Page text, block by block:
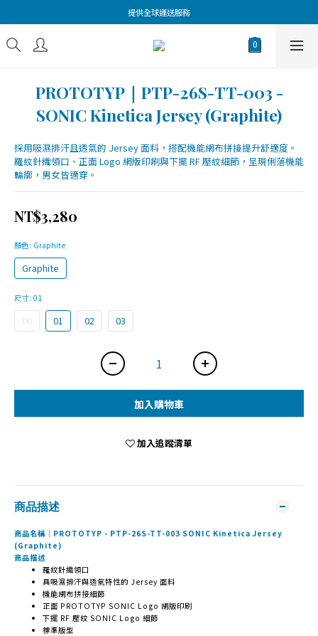
提供全球運送服務
PROTOTYP｜PTP-26S-TT-003 -
SONIC Kinetica Jersey (Graphite)
採用吸濕排汗且透氣的 Jersey 面料，搭配機能網布拼接提升舒適度。
羅紋針織領口、正面 Logo 網版印刷與下擺 RF 壓紋細節，呈現俐落機能
輪廓，男女皆適穿。
NT$3,280
顏色 : Graphite
Graphite
尺寸: 01
00 01 02 03
加入購物車
加入追蹤清單
商品描述
商品名稱｜PROTOTYP - PTP-26S-TT-003 SONIC Kinetica Jersey
(Graphite)
商品描述
羅紋針織領口
具吸濕排汗與透氣特性的 Jersey 面料
機能網布拼接細節
正面 PROTOTYP SONIC Logo 網版印刷
下擺 RF 壓紋 SONIC Logo 細節
標準版型